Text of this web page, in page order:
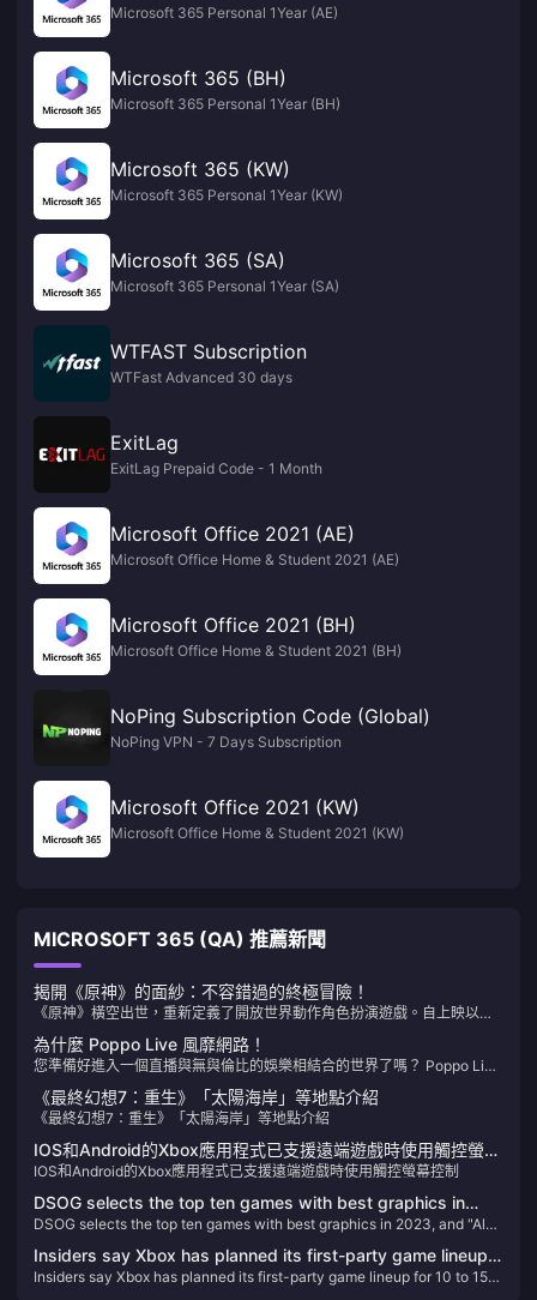
Microsoft 365 Personal 1Year (AE)
Microsoft 365 (BH)
Microsoft 365 Personal 1Year (BH)
Microsoft 365 (KW)
Microsoft 365 Personal 1Year (KW)
Microsoft 365 (SA)
Microsoft 365 Personal 1Year (SA)
WTFAST Subscription
WTFast Advanced 30 days
ExitLag
ExitLag Prepaid Code - 1 Month
Microsoft Office 2021 (AE)
Microsoft Office Home & Student 2021 (AE)
Microsoft Office 2021 (BH)
Microsoft Office Home & Student 2021 (BH)
NoPing Subscription Code (Global)
NoPing VPN - 7 Days Subscription
Microsoft Office 2021 (KW)
Microsoft Office Home & Student 2021 (KW)
MICROSOFT 365 (QA) 推薦新聞
揭開《原神》的面紗：不容錯過的終極冒險！
《原神》橫空出世，重新定義了開放世界動作角色扮演遊戲。自上映以
來，它以其令人驚嘆的風景、錯綜複雜的故事情節和層出不窮的角色吸引
了數百萬人。如果您還沒有體驗過提瓦特，您就錯過了十年來最令人興奮
的冒險！
為什麼 Poppo Live 風靡網路！
您準備好進入一個直播與無與倫比的娛樂相結合的世界了嗎？ Poppo Live
就是您的最佳選擇，這是一個吸引全球觀眾的革命性平台。這就是為什麼
Poppo Live 是您下一個直播和社交互動的首選應用程式。
《最終幻想7：重生》「太陽海岸」等地點介紹
《最終幻想7：重生》「太陽海岸」等地點介紹
IOS和Android的Xbox應用程式已支援遠端遊戲時使用觸控螢幕
控制
IOS和Android的Xbox應用程式已支援遠端遊戲時使用觸控螢幕控制
DSOG selects the top ten games with best graphics in
2023, and "Alan Killer 2" has the best graphics
DSOG selects the top ten games with best graphics in 2023, and "Alan
Insiders say Xbox has planned its first-party game lineup
for 10 to 15 years in advance
Insiders say Xbox has planned its first-party game lineup for 10 to 15